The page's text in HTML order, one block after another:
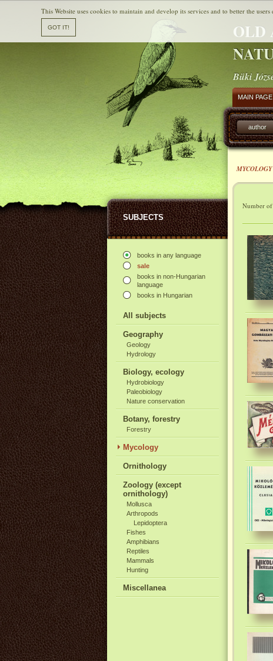
OLD
Büki
SUBJECTS
books in any language
sale
books in non-Hungarian
language
books in Hungarian
All subjects
Geography
Geology
Hydrology
Biology, ecology
Hydrobiology
Paleobiology
Nature conservation
Botany, forestry
Forestry
Mycology
Ornithology
Zoology (except
ornithology)
Mollusca
Arthropods
Lepidoptera
Fishes
Amphibians
Reptiles
Mammals
Hunting
Miscellanea
MAIN PAGE
author
MYCOLOGY
Number
This Website uses cookies to maintain and develop its services and to better the